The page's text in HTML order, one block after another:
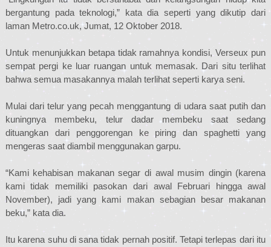
bergantung pada teknologi,” kata dia seperti yang dikutip dari
laman Metro.co.uk, Jumat, 12 Oktober 2018.
Untuk menunjukkan betapa tidak ramahnya kondisi, Verseux pun
sempat pergi ke luar ruangan untuk memasak. Dari situ terlihat
bahwa semua masakannya malah terlihat seperti karya seni.
Mulai dari telur yang pecah menggantung di udara saat putih dan
kuningnya membeku, telur dadar membeku saat sedang
dituangkan dari penggorengan ke piring dan spaghetti yang
mengeras saat diambil menggunakan garpu.
“Kami kehabisan makanan segar di awal musim dingin (karena
kami tidak memiliki pasokan dari awal Februari hingga awal
November), jadi yang kami makan sebagian besar makanan
beku,” kata dia.
Itu karena suhu di sana tidak pernah positif. Tetapi terlepas dari itu